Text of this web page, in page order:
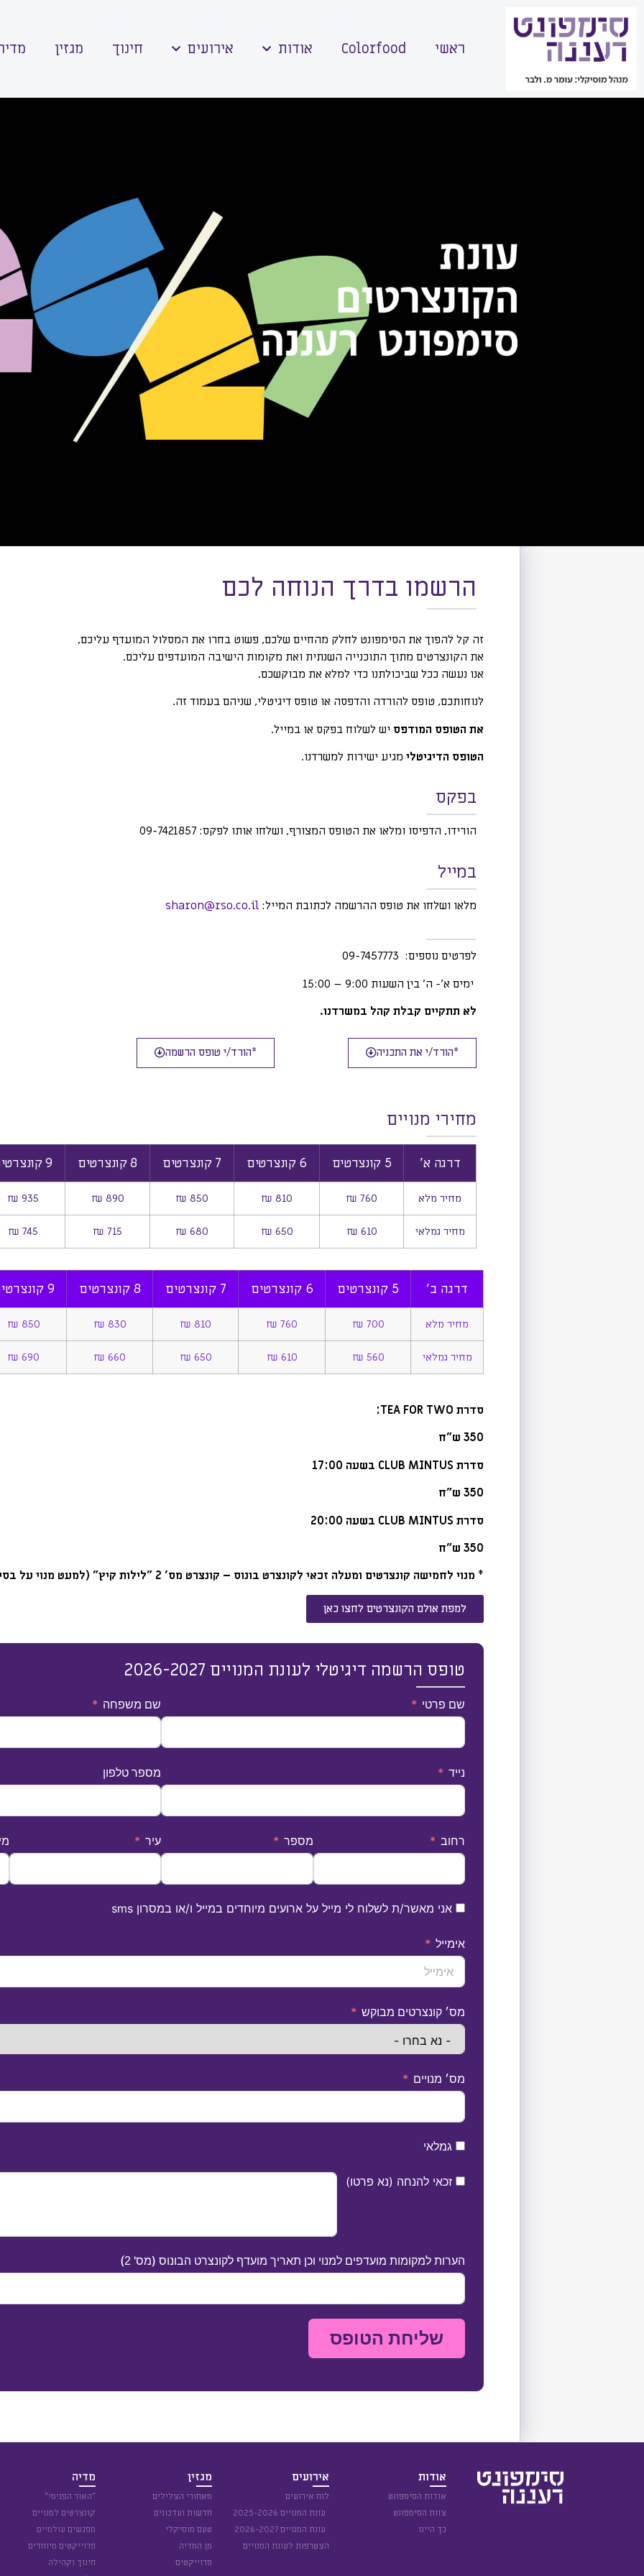
ראשי Colorfood אודות אירועים חינוך מגזין
הרשמו בדרך הנוחה לכם
זה קל להפוך את הסימפונט לחלק מהחיים שלכם, פשוט בחרו את המסלול המועדף עליכם,
את הקונצרטים מתוך התוכנייה השנתית ואת מקומות הישיבה המועדפים עליכם.
אנו נעשה ככל שביכולתנו כדי למלא את מבוקשכם.
לנוחותכם, טופס להורדה והדפסה או טופס דיגיטלי, שניהם בעמוד זה.
את הטופס המודפס יש לשלוח בפקס או במייל.
הטופס הדיגיטלי מגיע ישירות למשרדנו.
בפקס
הורידו, הדפיסו ומלאו את הטופס המצורף, ושלחו אותו לפקס: 09-7421857
במייל
מלאו ושלחו את טופס ההרשמה לכתובת המייל: sharon@rso.co.il
לפרטים נוספים: 09-7457773
ימים א'- ה' בין השעות 9:00 – 15:00
לא תתקיים קבלת קהל במשרדנו.
*הורד/י את התכניה *הורד/י טופס הרשמה
מחירי מנויים
דרגה א' 5 קונצרטים 6 קונצרטים 7 קונצרטים 8 קונצרטים 9 קונצרטים
מחיר מלא 760 ₪
810 ₪
850 ₪
890 ₪
935 ₪
מחיר גמלאי 610 ₪
650 ₪
680 ₪
715 ₪
745 ₪
דרגה ב' 5 קונצרטים 6 קונצרטים 7 קונצרטים 8 קונצרטים 9 קונצרטים
מחיר מלא 700 ₪
760 ₪
810 ₪
830 ₪
850 ₪
מחיר גמלאי 560 ₪
610 ₪
650 ₪
660 ₪
690 ₪
סדרת TEA FOR TWO:
350 ש"ח
סדרת CLUB MINTUS בשעה 17:00
350 ש"ח
סדרת CLUB MINTUS בשעה 20:00
350 ש"ח
* מנוי לחמישה קונצרטים ומעלה זכאי לקונצרט בונוס – קונצרט מס' 2 "לילות קיץ" (למעט מנוי על בסיס מקום פנוי)
למפת אולם הקונצרטים לחצו כאן
טופס הרשמה דיגיטלי לעונת המנויים 2026-2027
שם פרטי שם משפחה
נייד מספר טלפון
רחוב מספר עיר
אני מאשר/ת לשלוח לי מייל על ארועים מיוחדים במייל ו/או במסרון sms
אימייל
מס׳ קונצרטים מבוקש
מס׳ מנויים
גמלאי
זכאי להנחה (נא פרטו)
הערות למקומות מועדפים למנוי וכן תאריך מועדף לקונצרט הבונוס (מס' 2ׂ)
שליחת הטופס
אודות
אודות הסימפונט
צוות הסימפונט
כך היינו
אירועים
לוח אירועים
עונת המנויים 2025-2026
עונת המנויים 2026-2027
הצטרפות לעונת המנויים
מגזין
מאחורי הצלילים
חדשות ועדכונים
טעם מוסיקלי
מן המדיה
פרוייקטים
מדיה
״האור הפנימי״
קונצרטים למנויים
מפגשים עולמיים
פרוייקטים מיוחדים
חינוך וקהילה